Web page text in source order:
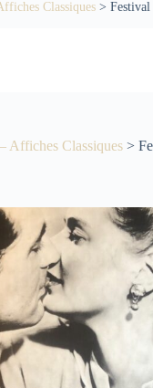
Classiques > Festival
Affiches Classiques >